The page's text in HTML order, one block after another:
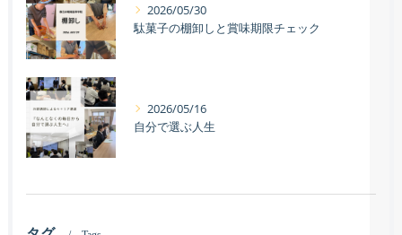
2026/05/30
駄菓子の棚卸しと賞味期限チェック
2026/05/16
自分で選ぶ人生